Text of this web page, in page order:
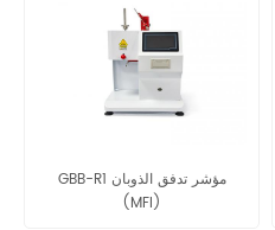
GBB-R1 مؤشر تدفق الذوبان
(MFI)